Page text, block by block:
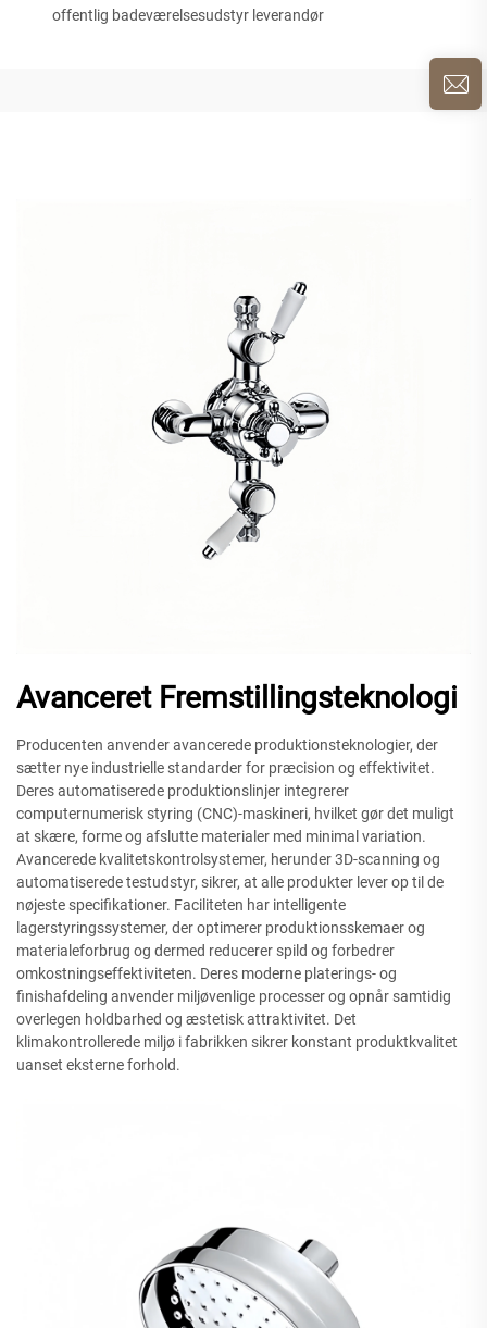
offentlig badeværelsesudstyr leverandør
Avanceret Fremstillingsteknologi
Producenten anvender avancerede produktionsteknologier, der
sætter nye industrielle standarder for præcision og effektivitet.
Deres automatiserede produktionslinjer integrerer
computernumerisk styring (CNC)-maskineri, hvilket gør det muligt
at skære, forme og afslutte materialer med minimal variation.
Avancerede kvalitetskontrolsystemer, herunder 3D-scanning og
automatiserede testudstyr, sikrer, at alle produkter lever op til de
nøjeste specifikationer. Faciliteten har intelligente
lagerstyringssystemer, der optimerer produktionsskemaer og
materialeforbrug og dermed reducerer spild og forbedrer
omkostningseffektiviteten. Deres moderne platerings- og
finishafdeling anvender miljøvenlige processer og opnår samtidig
overlegen holdbarhed og æstetisk attraktivitet. Det
klimakontrollerede miljø i fabrikken sikrer konstant produktkvalitet
uanset eksterne forhold.